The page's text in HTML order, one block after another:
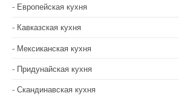
Европейская кухня
Кавказская кухня
Мексиканская кухня
Придунайская кухня
Скандинавская кухня